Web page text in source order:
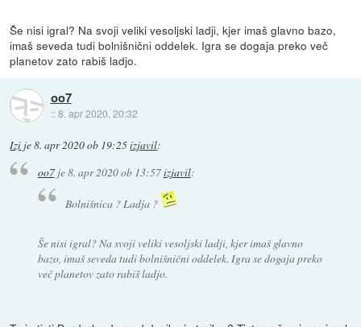
Še nisi igral? Na svoji veliki vesoljski ladji, kjer imaš glavno bazo,
imaš seveda tudi bolnišnični oddelek. Igra se dogaja preko več
planetov zato rabiš ladjo.
oo7
::8. apr 2020, 20:32
Izi je8. apr 2020 ob 19:25izjavil:
oo7je8. apr 2020 ob 13:57izjavil:
Bolnišnica ? Ladja ?
Še nisi igral? Na svoji veliki vesoljski ladji, kjer imaš glavno
bazo, imaš seveda tudi bolnišnični oddelek. Igra se dogaja preko
več planetov zato rabiš ladjo.